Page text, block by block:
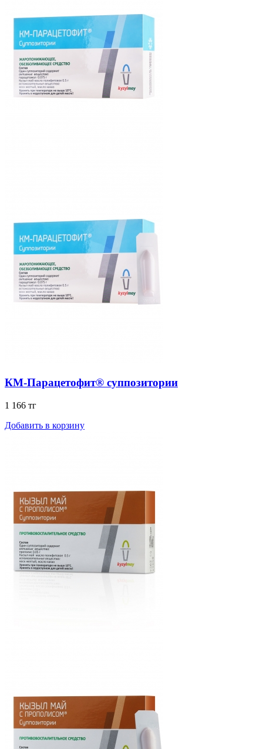
КМ-Парацетофит® суппозитории
1 166 тг
Добавить в корзину